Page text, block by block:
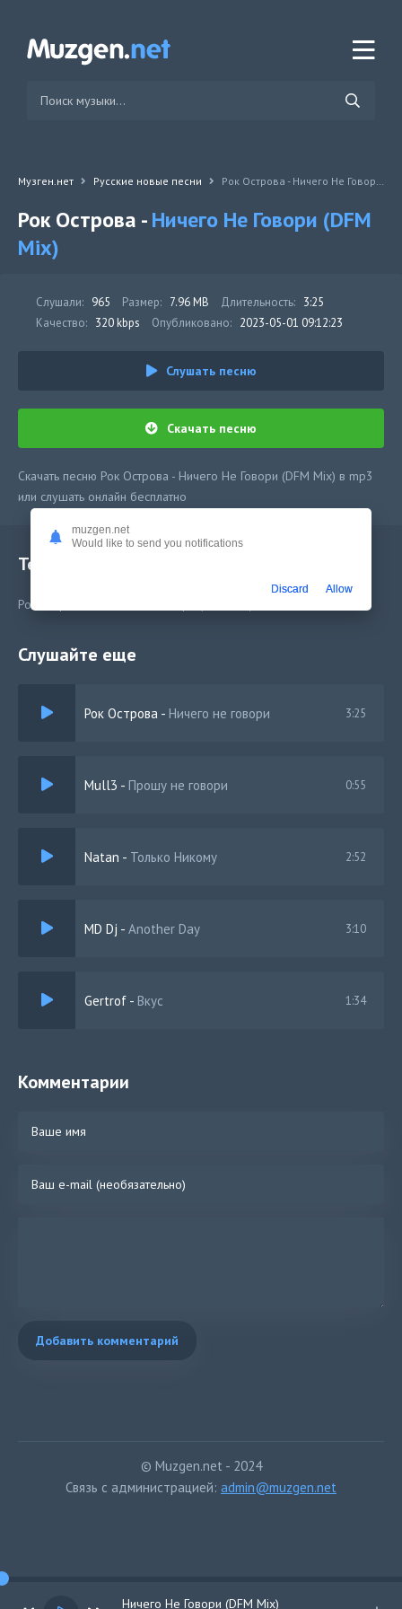
Музген.нет Русские новые песни Рок Острова - Ничего Не Говори (DFM Mix)
Рок Острова -Ничего Не Говори (DFM
Mix)
Слушали: 965 Размер: 7.96 MB Длительность: 3:25
Качество: 320 kbps Опубликовано: 2023-05-01 09:12:23
Слушать песню
Скачать песню
Скачать песню Рок Острова - Ничего Не Говори (DFM Mix) в mp3
или слушать онлайн бесплатно
Текст песни
Рок Острова - Ничего Не Говори (DFM Mix)
Слушайте еще
Рок Острова - Ничего не говори 3:25
Mull3 - Прошу не говори 0:55
Natan - Только Никому 2:52
MD Dj - Another Day 3:10
Gertrof - Вкус 1:34
Комментарии
Добавить комментарий
© Muzgen.net - 2024
Связь с администрацией: admin@muzgen.net
muzgen.net
Would like to send you notifications
Discard Allow
Ничего Не Говори (DFM Mix)